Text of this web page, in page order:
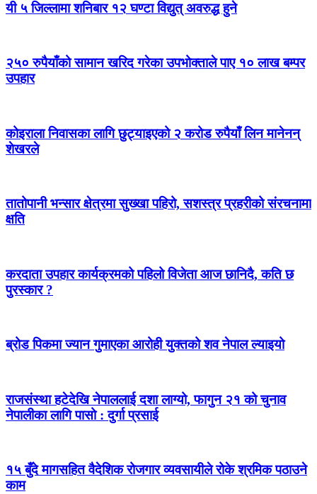
यी ५ जिल्लामा शनिबार १२ घण्टा विद्युत् अवरुद्ध हुने
२५० रुपैयाँको सामान खरिद गरेका उपभोक्ताले पाए १० लाख बम्पर
उपहार
कोइराला निवासका लागि छुट्याइएको २ करोड रुपैयाँ लिन मानेनन्
शेखरले
तातोपानी भन्सार क्षेत्रमा सुख्खा पहिरो, सशस्त्र प्रहरीको संरचनामा
क्षति
करदाता उपहार कार्यक्रमको पहिलो विजेता आज छानिदै, कति छ
पुरस्कार ?
ब्रोड पिकमा ज्यान गुमाएका आरोही युक्तको शव नेपाल ल्याइयो
राजसंस्था हटेदेखि नेपाललाई दशा लाग्यो, फागुन २१ को चुनाव
नेपालीका लागि पासो : दुर्गा प्रसाई
१५ बुँदे मागसहित वैदेशिक रोजगार व्यवसायीले रोके श्रमिक पठाउने
काम